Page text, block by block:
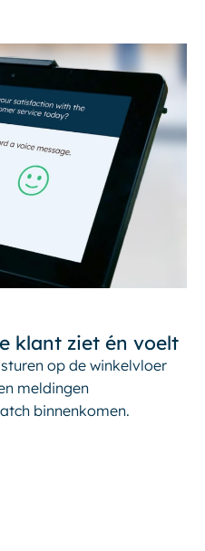
klant ziet én voelt
op de winkelvloer
meldingen
binnenkomen.